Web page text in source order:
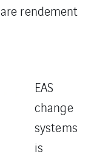
rendement
EAS
change
systems
is